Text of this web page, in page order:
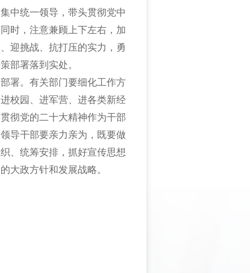
中统一领导，带头贯彻党中
时，注意兼顾上下左右，加
迎挑战、抗打压的实力，勇
部署落到实处。
署。有关部门要细化工作方
校园、进军营、进各类新经
彻党的二十大精神作为干部
导干部要亲力亲为，既要做
、统筹安排，抓好宣传思想
大政方针和发展战略。